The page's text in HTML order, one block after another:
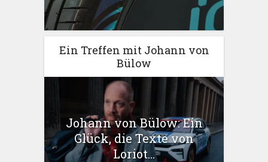
Ein Treffen mit Johann von
Bülow
Johann von Bülow: Ein
Glück, die Texte von
Loriot...